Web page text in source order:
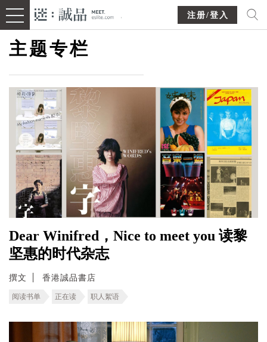
注册/登入
主题专栏
Dear Winifred，Nice to meet you 读黎
坚惠的时代杂志
撰文 香港誠品書店
阅读书单 正在读 职人絮语